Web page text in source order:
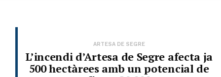
ARTESA DE SEGRE
L’incendi d’Artesa de Segre afecta ja
500 hectàrees amb un potencial de